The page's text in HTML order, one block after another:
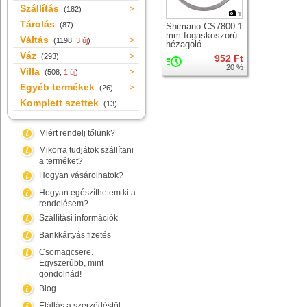
Szállítás (182)
Tárolás (87)
Váltás (1198, 3 új)
Váz (293)
Villa (508, 1 új)
Egyéb termékek (26)
Komplett szettek (13)
Miért rendelj tőlünk?
Mikorra tudjátok szállítani
a terméket?
Hogyan vásárolhatok?
Hogyan egészíthetem ki a
rendelésem?
Szállítási információk
Bankkártyás fizetés
Csomagcsere.
Egyszerűbb, mint
gondolnád!
Blog
1
Shimano CS7800 1
mm fogaskoszorú
hézagoló
952 Ft
20 %